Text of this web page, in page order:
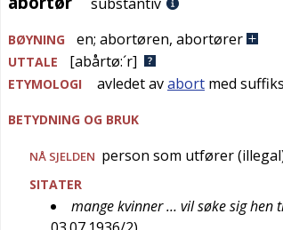
BØYNING en; abortøren, abortører
UTTALE [abårtø:´r]
ETYMOLOGI avledet avabort med
BETYDNING OG BRUK
NÅ SJELDEN person som utfører
SITATER
mange kvinner … vil søke sig